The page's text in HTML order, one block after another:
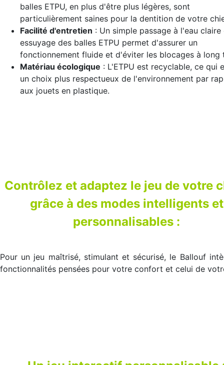
balles ETPU, en plus d'être plus légères, sont
particulièrement saines pour la dentition de votre
Facilité d'entretien : Un simple passage à l'eau claire
essuyage des balles ETPU permet d'assurer un
fonctionnement fluide et d'éviter les blocages à long
Matériau écologique : L'ETPU est recyclable, ce qui
un choix plus respectueux de l'environnement par
aux jouets en plastique.
Contrôlez et adaptez le jeu de votre
grâce à des modes intelligents et
personnalisables :
Pour un jeu maîtrisé, stimulant et sécurisé, le Ballouf
fonctionnalités pensées pour votre confort et celui de